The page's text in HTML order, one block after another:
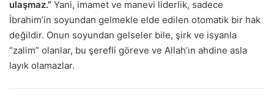
ulaşmaz.” Yani, imamet ve manevi liderlik, sadece
İbrahim’in soyundan gelmekle elde edilen otomatik bir hak
değildir. Onun soyundan gelseler bile, şirk ve isyanla
“zalim” olanlar, bu şerefli göreve ve Allah’ın ahdine asla
layık olamazlar.